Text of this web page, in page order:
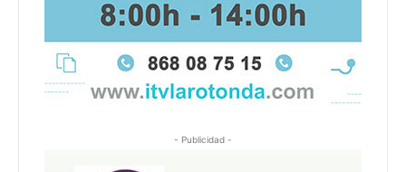
- Publicidad -